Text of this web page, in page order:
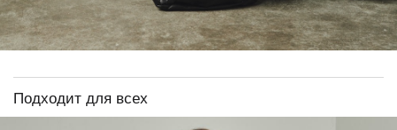
Подходит для всех